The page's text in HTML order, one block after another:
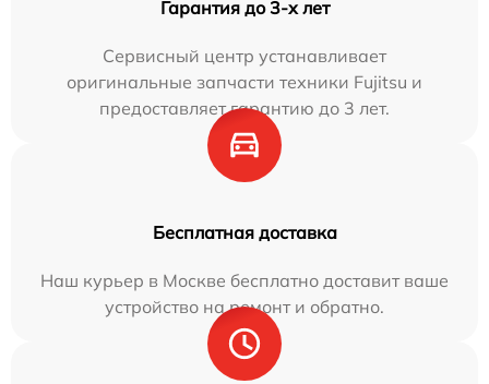
Гарантия до 3-х лет
Сервисный центр устанавливает
оригинальные запчасти техники Fujitsu и
предоставляет гарантию до 3 лет.
Бесплатная доставка
Наш курьер в Москве бесплатно доставит ваше
устройство на ремонт и обратно.